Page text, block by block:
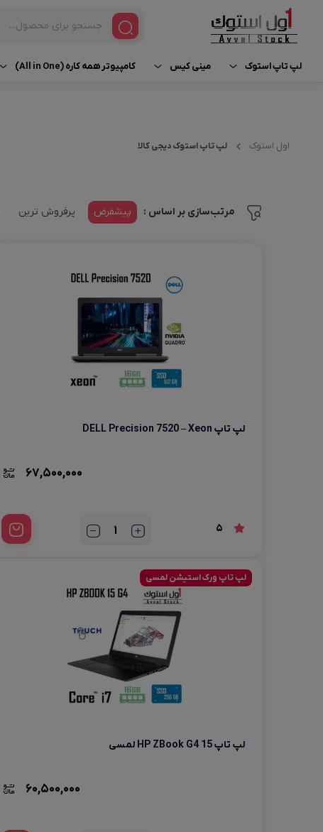
لپ تاپ استوک
لپ تاپ استوک Asus
مک بوک استوک | MacBook
لپ تاپ استوک Acer
لپ تاپ ورک استیشن استوک | Workstation
لپ تاپ براساس کاربری
مینی کیس
مینی کیس Dell
کامپیوتر همه کاره (All in One)
اول استوک لپ تاپ استوک دیجی کالا
مرتب‌سازی بر اساس : پیشفرض پرفروش ترین
لپ تاپ DELL Precision 7520 – Xeon
67,500,000
5
لپ تاپ ورک استیشن لمسی
لپ تاپ HP ZBook G4 15 لمسی
60,500,000